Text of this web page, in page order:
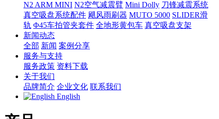
N2 ARM MINI N2空气减震臂 Mini Dolly 刀锋减震系统
真空吸盘系统配件 飓风雨刷器 MUTO 5000 SLIDER滑
轨 Φ45车拍管夹套件 全地形黄包车 真空吸盘支架
新闻动态
全部 新闻 案例分享
服务与支持
服务政策 资料下载
关于我们
品牌简介 企业文化 联系我们
English